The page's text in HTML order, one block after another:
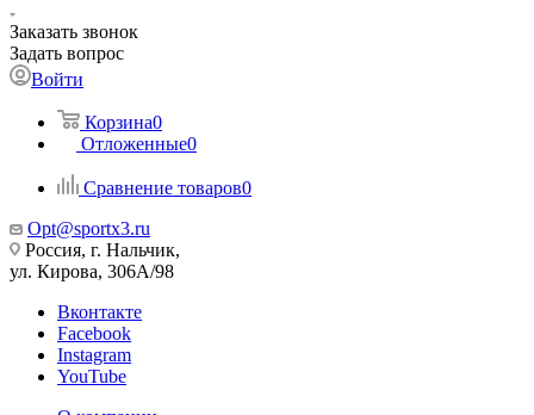
Заказать звонок
Задать вопрос
Войти
Корзина0
Отложенные0
Сравнение товаров0
Opt@sportx3.ru
Россия, г. Нальчик,
ул. Кирова, 306А/98
Вконтакте
Facebook
Instagram
YouTube